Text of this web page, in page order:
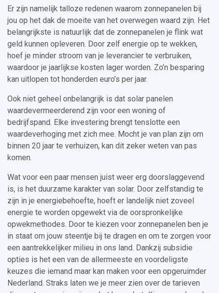
Er zijn namelijk talloze redenen waarom zonnepanelen bij
jou op het dak de moeite van het overwegen waard zijn. Het
belangrijkste is natuurlijk dat de zonnepanelen je flink wat
geld kunnen opleveren. Door zelf energie op te wekken,
hoef je minder stroom van je leverancier te verbruiken,
waardoor je jaarlijkse kosten lager worden. Zo’n besparing
kan uitlopen tot honderden euro’s per jaar.
Ook niet geheel onbelangrijk is dat solar panelen
waardevermeerderend zijn voor een woning of
bedrijfspand. Elke investering brengt tenslotte een
waardeverhoging met zich mee. Mocht je van plan zijn om
binnen 20 jaar te verhuizen, kan dit zeker weten van pas
komen.
Wat voor een paar mensen juist weer erg doorslaggevend
is, is het duurzame karakter van solar. Door zelfstandig te
zijn in je energiebehoefte, hoeft er landelijk niet zoveel
energie te worden opgewekt via de oorspronkelijke
opwekmethodes. Door te kiezen voor zonnepanelen ben je
in staat om jouw steentje bij te dragen en om te zorgen voor
een aantrekkelijker milieu in ons land. Dankzij subsidie
opties is het een van de allermeeste en voordeligste
keuzes die iemand maar kan maken voor een opgeruimder
Nederland. Straks laten we je meer zien over de tarieven